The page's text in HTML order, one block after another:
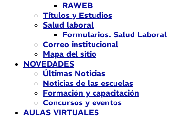
RAWEB
Títulos y Estudios
Salud laboral
Formularios. Salud Laboral
Correo institucional
Mapa del sitio
NOVEDADES
Últimas Noticias
Noticias de las escuelas
Formación y capacitación
Concursos y eventos
AULAS VIRTUALES